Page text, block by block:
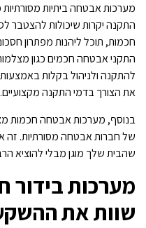
מערכות אבטחה ביתיות מסורתיות
התקנה יקרות שיכולות להצטבר
חכמות, תוכל ליהנות מפתרון
התקני אבטחה חכמים כגון
להתקנה ולניהול בקלות
את הצורך בדמי התקנה מקצועיים.
בנוסף, מערכות אבטחה חכמות
של חברות אבטחה מסורתיות. זה
שהבית שלך מוגן מבלי להוציא
מערכות בידור
שוות את